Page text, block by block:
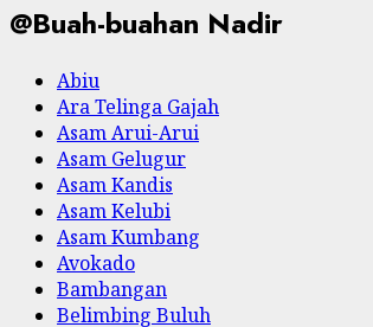
@Buah-buahan Nadir
Abiu
Ara Telinga Gajah
Asam Arui-Arui
Asam Gelugur
Asam Kandis
Asam Kelubi
Asam Kumbang
Avokado
Bambangan
Belimbing Buluh